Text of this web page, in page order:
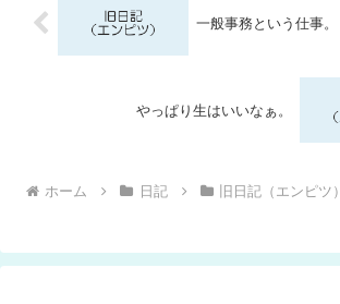
一般事務という仕事。
やっぱり生はいいなぁ。
ホーム 日記 旧日記（エンピツ）